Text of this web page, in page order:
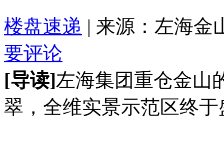
楼盘速递 | 来源：左海金
要评论
[导读]左海集团重仓金
翠，全维实景示范区终